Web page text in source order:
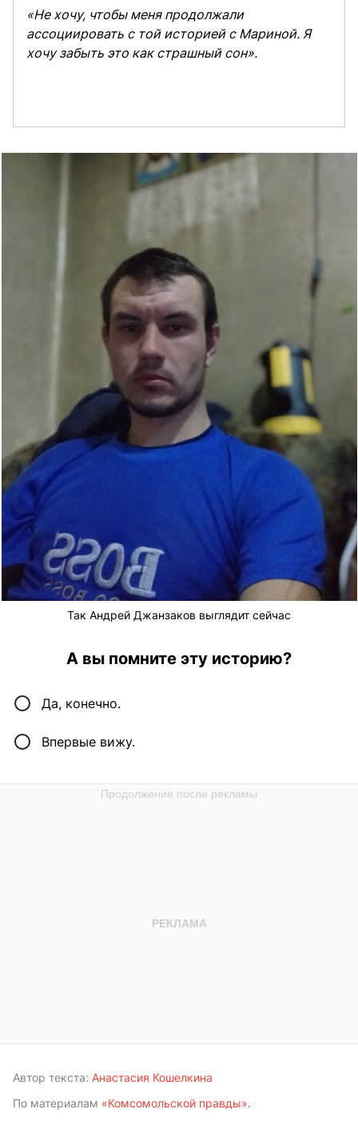
«Не хочу, чтобы меня продолжали
ассоциировать с той историей с Мариной. Я
хочу забыть это как страшный сон».
Так Андрей Джанзаков выглядит сейчас
А вы помните эту историю?
Да, конечно.
Впервые вижу.
Автор текста: Анастасия Кошелкина
По материалам «Комсомольской правды».